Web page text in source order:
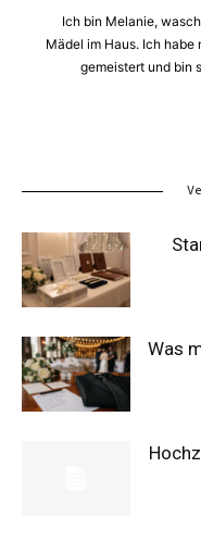
Ich bin Melanie,
Mädel im Haus. Ich
gemeistert und bin
Was